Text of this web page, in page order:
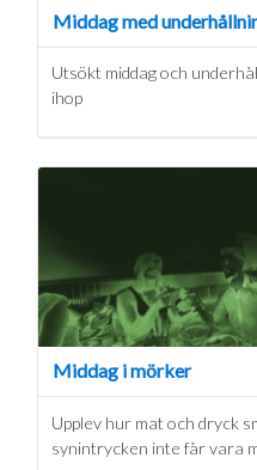
Middag med
Utsökt middag och
ihop
Middag i mörker
Upplev hur mat och dryck
synintrycken inte får vara